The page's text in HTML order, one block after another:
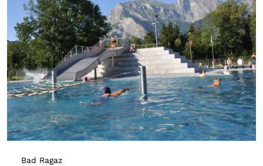
Bad Ragaz